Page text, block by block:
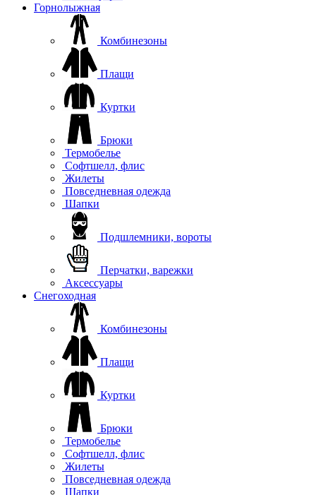
Горнолыжная
Комбинезоны
Плащи
Куртки
Брюки
Термобелье
Софтшелл, флис
Жилеты
Повседневная одежда
Шапки
Подшлемники, вороты
Перчатки, варежки
Аксессуары
Снегоходная
Комбинезоны
Плащи
Куртки
Брюки
Термобелье
Софтшелл, флис
Жилеты
Повседневная одежда
Шапки